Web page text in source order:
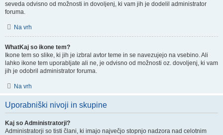
seveda odvisno od možnosti in dovoljenj, ki vam jih je dodelil administrator
foruma.
Na vrh
WhatKaj so ikone tem?
Ikone tem so slike, ki jih je izbral avtor teme in se navezujejo na vsebino. Ali
lahko ikone tem uporabljate ali ne, je odvisno od možnosti oz. dovoljenj, ki vam
jih je odobril administrator foruma.
Na vrh
Uporabniški nivoji in skupine
Kaj so Administratorji?
Administratorji so tisti člani, ki imajo največjo stopnjo nadzora nad celotnim